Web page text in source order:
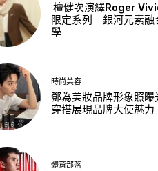
檀健次演繹Roger
限定系列 銀河元素融
學
時尚美容
鄧為美妝品牌形象照
穿搭展現品牌大使魅力
體育部落